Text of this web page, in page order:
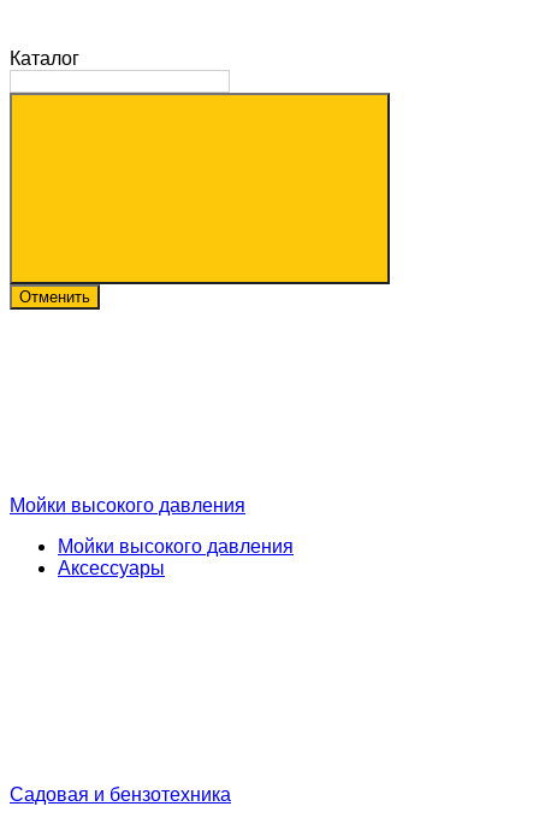
Каталог
Отменить
Мойки высокого давления
Мойки высокого давления
Аксессуары
Садовая и бензотехника